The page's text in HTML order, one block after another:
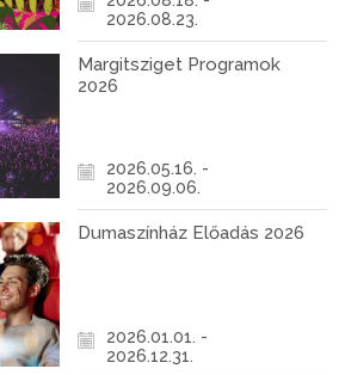
2026.08.23.
Margitsziget Programok
2026
2026.05.16. -
2026.09.06.
Dumaszínház Előadás 2026
2026.01.01. -
2026.12.31.